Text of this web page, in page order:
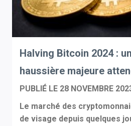
Halving Bitcoin 2024 :
haussière majeure
PUBLIÉ LE 28 NOVEMBRE
Le marché des
de visage depuis quelques